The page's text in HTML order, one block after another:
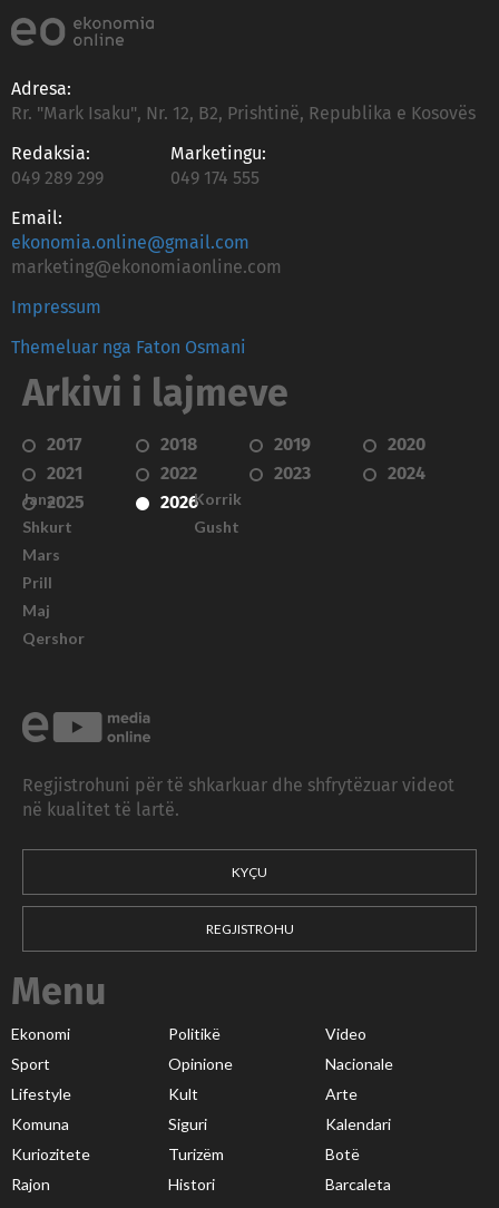
Adresa:
Rr. "Mark Isaku", Nr. 12, B2, Prishtinë, Republika e Kosovës
Redaksia:
049 289 299
Marketingu:
049 174 555
Email:
ekonomia.online@gmail.com
marketing@ekonomiaonline.com
Impressum
Themeluar nga Faton Osmani
Arkivi i lajmeve
2017 2018 2019
2020
2021
2022 2023
2024
2025
2026
Janar
Shkurt
Mars
Prill
Maj
Qershor
Korrik
Gusht
Regjistrohuni për të shkarkuar dhe shfrytëzuar videot
në kualitet të lartë.
KYÇU
REGJISTROHU
Menu
Ekonomi Politikë
Video
Sport
Opinione
Nacionale
Lifestyle
Kult
Arte
Komuna
Siguri
Kalendari
Kuriozitete
Turizëm
Botë
Rajon
Histori
Barcaleta